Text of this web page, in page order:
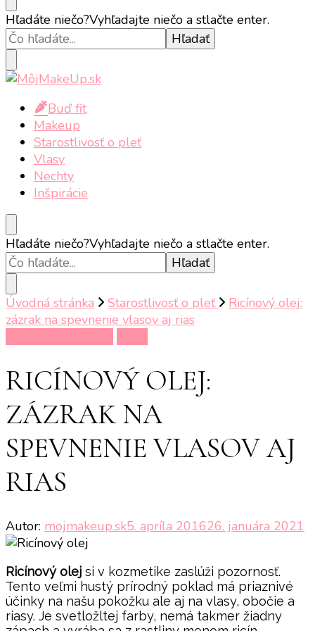
MôjMakeUp.sk
Beauty Blog
Hľadáte niečo?Vyhľadajte niečo a stlačte enter.
MôjMakeUp.sk
Beauty Blog
Buď fit
Makeup
Starostlivosť o pleť
Vlasy
Nechty
Inšpirácie
Hľadáte niečo?Vyhľadajte niečo a stlačte enter.
Úvodná stránka Starostlivosť o pleť
Ricínový olej:
zázrak na spevnenie vlasov aj rias
RICÍNOVÝ OLEJ:
ZÁZRAK NA
SPEVNENIE VLASOV AJ
RIAS
Autor: mojmakeup.sk5. apríla 201626. januára 2021
Ricínový olej si v kozmetike zaslúži pozornosť.
Tento veľmi hustý prírodný poklad má priaznivé
účinky na našu pokožku ale aj na vlasy, obočie a
riasy. Je svetložltej farby, nemá takmer žiadny